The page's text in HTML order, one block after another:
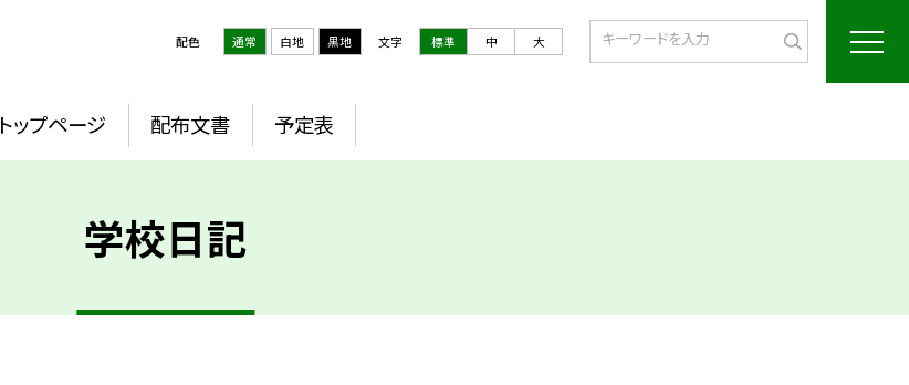
配色 通常 白地 黒地 文字 標準 中 大
トップページ 配布文書 予定表
学校日記